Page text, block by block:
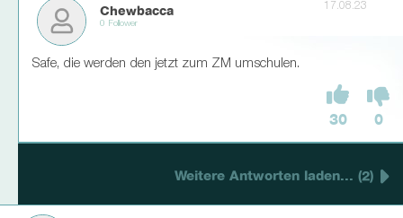
Chewbacca
0 Follower
17.08.23
Safe, die werden den jetzt zum ZM umschulen.
30 0
Weitere Antworten laden... (2)